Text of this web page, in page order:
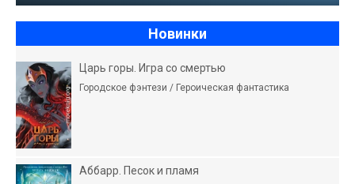
Новинки
Царь горы. Игра со смертью
Городское фэнтези / Героическая фантастика
Аббарр. Песок и пламя